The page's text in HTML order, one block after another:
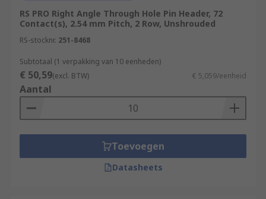
RS PRO Right Angle Through Hole Pin Header, 72
Contact(s), 2.54 mm Pitch, 2 Row, Unshrouded
RS-stocknr. 251-8468
Subtotaal (1 verpakking van 10 eenheden)
€ 50,59(excl. BTW) € 5,059/eenheid
Aantal
Toevoegen
Datasheets